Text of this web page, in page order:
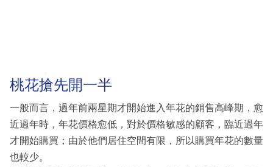
桃花搶先開一半
一般而言，過年前兩星期才開始進入年花的銷售高峰期，愈
近過年時，年花價格愈低，對於價格敏感的顧客，臨近過年
才開始購買；由於他們居住空間有限，所以購買年花的數量
也較少。